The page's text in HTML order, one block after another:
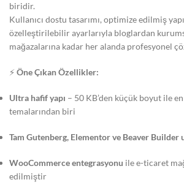
biridir.
Kullanıcı dostu tasarımı, optimize edilmiş
özelleştirilebilir ayarlarıyla bloglardan
mağazalarına kadar her alanda profesyonel
⚡ Öne Çıkan Özellikler:
Ultra hafif yapı – 50 KB’den küçük boyut ile
temalarından biri
Tam Gutenberg, Elementor ve Beaver Builder
WooCommerce entegrasyonu ile e-ticaret
edilmiştir